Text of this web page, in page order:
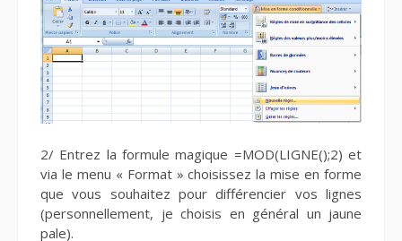
2/ Entrez la formule magique =MOD(LIGNE();2) et
via le menu « Format » choisissez la mise en forme
que vous souhaitez pour différencier vos lignes
(personnellement, je choisis en général un jaune
pale).